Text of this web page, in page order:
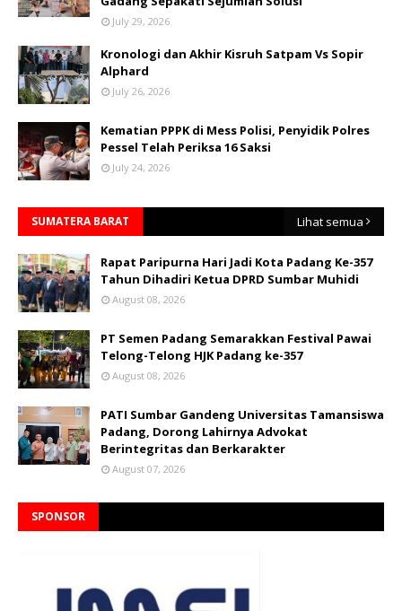
July 29, 2026
Kronologi dan Akhir Kisruh Satpam Vs Sopir
Alphard
July 26, 2026
Kematian PPPK di Mess Polisi, Penyidik Polres
Pessel Telah Periksa 16 Saksi
July 24, 2026
SUMATERA BARAT Lihat semua
Rapat Paripurna Hari Jadi Kota Padang Ke-357
Tahun Dihadiri Ketua DPRD Sumbar Muhidi
August 08, 2026
PT Semen Padang Semarakkan Festival Pawai
Telong-Telong HJK Padang ke-357
August 08, 2026
PATI Sumbar Gandeng Universitas Tamansiswa
Padang, Dorong Lahirnya Advokat
Berintegritas dan Berkarakter
August 07, 2026
SPONSOR